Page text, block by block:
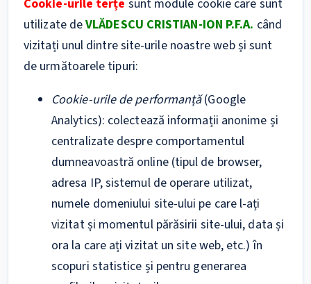
Cookie-urile terțe sunt module cookie care sunt
utilizate deVLĂDESCU CRISTIAN-ION P.F.A. când
vizitați unul dintre site-urile noastre web și sunt
de următoarele tipuri:
Cookie-urile de performanță(Google
Analytics): colectează informații anonime și
centralizate despre comportamentul
dumneavoastră online (tipul de browser,
adresa IP, sistemul de operare utilizat,
numele domeniului site-ului pe care l-ați
vizitat și momentul părăsirii site-ului, data și
ora la care ați vizitat un site web, etc.) în
scopuri statistice și pentru generarea